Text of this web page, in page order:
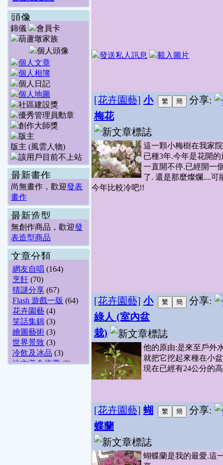
頭像
錦儀
版主 (風雲人物)
最新畫作
尚無畫作，歡迎發表
畫作
最新造型
無創作商品，歡迎發
表造型商品
文章分類
網友自唱 (164)
烹飪 (70)
猜謎分享 (67)
Flash 遊戲一版 (64)
花卉園藝 (4)
笑話集錦 (3)
繪圖藝術 (3)
世界景致 (3)
冷飲及冰品 (3)
地方美食推薦(2)
分享:
[花卉園藝] 小
梅花
這一顆小梅樹在我家
已種3年.今年是花開的
一直開不停.已經開一
了. 還是那麼燦爛....可
今年比較冷吧!!
分享:
[花卉園藝] 小
綠人 (室內盆
栽)
他的原由:是來至戶外
就把它挖起來種在小
現在已經有24公分的
分享:
[花卉園藝] 蝴
蝶蘭
蝴蝶蘭是我的最愛.這